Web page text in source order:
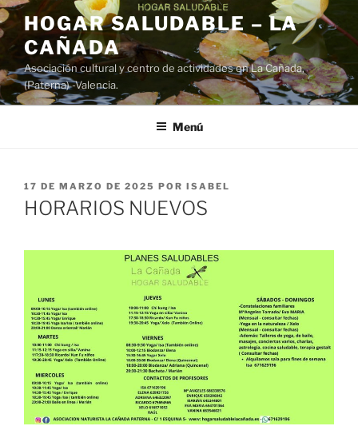
Saltar
al
contenido
HOGAR SALUDABLE – LA
CAÑADA
Asociación cultural y centro de actividades en La Cañada,
(Paterna) -Valencia.
Menú
PUBLICADO
EL
17 DE MARZO DE 2025 POR ISABEL
HORARIOS NUEVOS